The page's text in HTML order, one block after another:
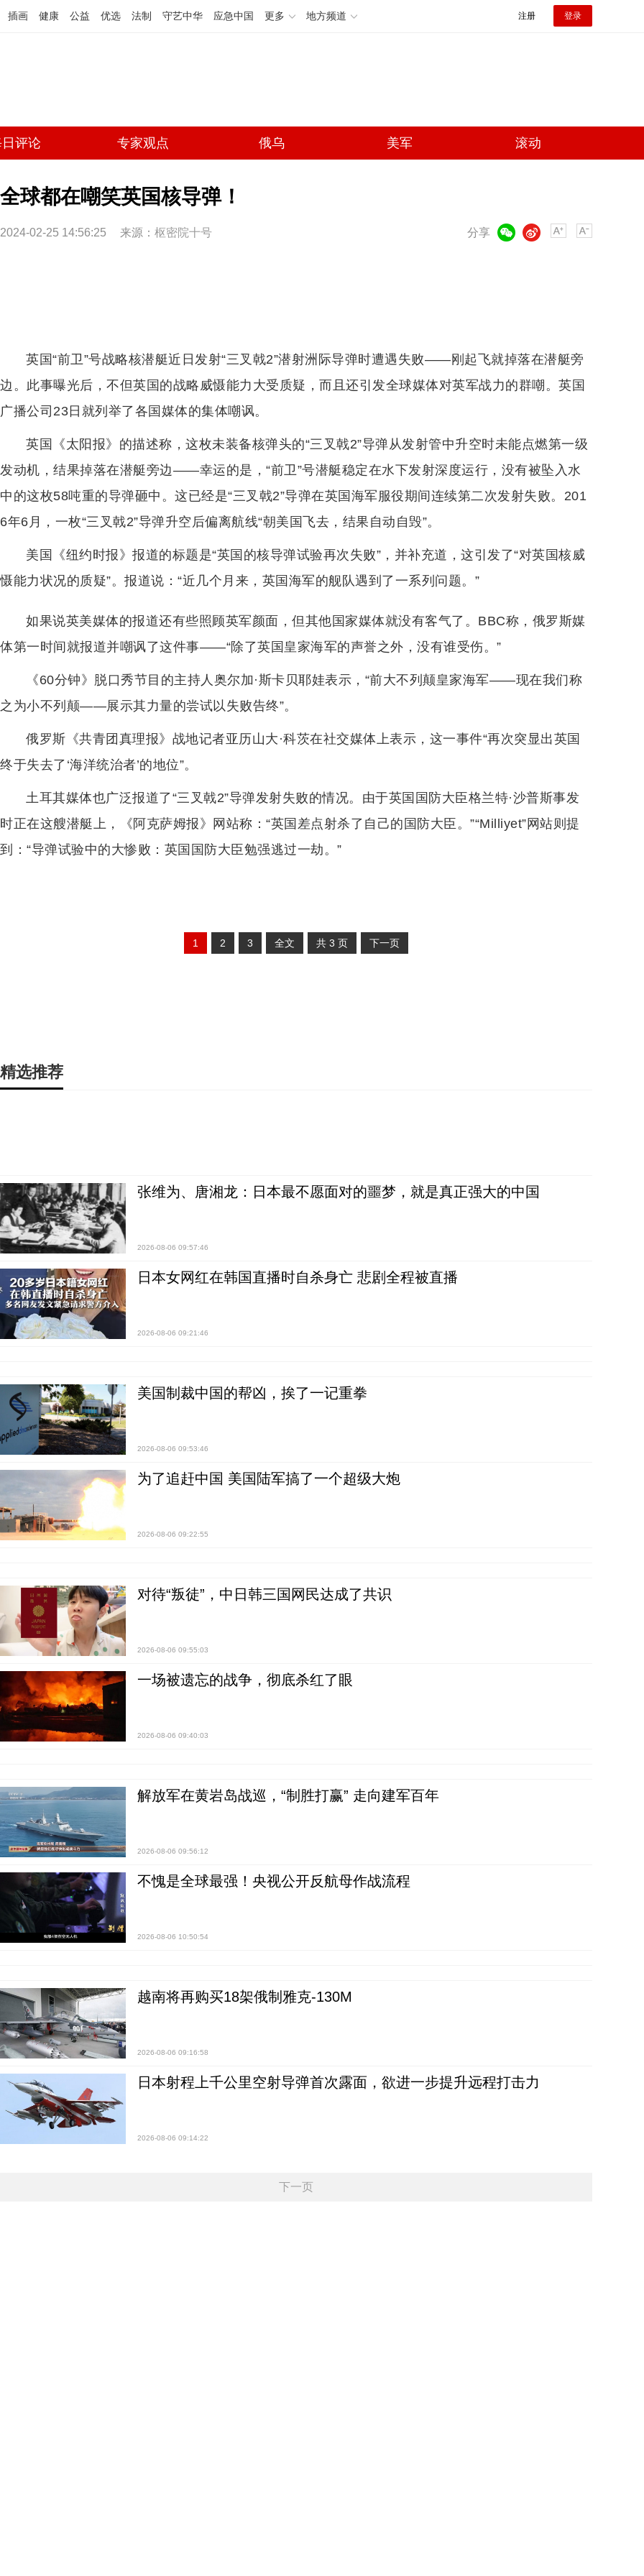
插画 健康 公益 优选 法制 守艺中华 应急中国 更多 地方频道 注册 登录
评论 专家观点 俄乌 美军 滚动
全球都在嘲笑英国核导弹！
2024-02-25 14:56:25 来源： 枢密院十号 分享
微博
英国“前卫”号战略核潜艇近日发射“三叉戟2”潜射洲际导弹时遭遇失败——刚起飞就掉落在潜艇旁
边。此事曝光后，不但英国的战略威慑能力大受质疑，而且还引发全球媒体对英军战力的群嘲。英国
广播公司23日就列举了各国媒体的集体嘲讽。
英国《太阳报》的描述称，这枚未装备核弹头的“三叉戟2”导弹从发射管中升空时未能点燃第一级
发动机，结果掉落在潜艇旁边——幸运的是，“前卫”号潜艇稳定在水下发射深度运行，没有被坠入水
中的这枚58吨重的导弹砸中。这已经是“三叉戟2”导弹在英国海军服役期间连续第二次发射失败。201
6年6月，一枚“三叉戟2”导弹升空后偏离航线“朝美国飞去，结果自动自毁”。
美国《纽约时报》报道的标题是“英国的核导弹试验再次失败”，并补充道，这引发了“对英国核威
慑能力状况的质疑”。报道说：“近几个月来，英国海军的舰队遇到了一系列问题。”
如果说英美媒体的报道还有些照顾英军颜面，但其他国家媒体就没有客气了。BBC称，俄罗斯媒
体第一时间就报道并嘲讽了这件事——“除了英国皇家海军的声誉之外，没有谁受伤。”
《60分钟》脱口秀节目的主持人奥尔加·斯卡贝耶娃表示，“前大不列颠皇家海军——现在我们称
之为小不列颠——展示其力量的尝试以失败告终”。
俄罗斯《共青团真理报》战地记者亚历山大·科茨在社交媒体上表示，这一事件“再次突显出英国
终于失去了‘海洋统治者’的地位”。
土耳其媒体也广泛报道了“三叉戟2”导弹发射失败的情况。由于英国国防大臣格兰特·沙普斯事发
时正在这艘潜艇上，《阿克萨姆报》网站称：“英国差点射杀了自己的国防大臣。”“Milliyet”网站则提
到：“导弹试验中的大惨败：英国国防大臣勉强逃过一劫。”
1 2 3 全文 共 3 页 下一页
精选推荐
张维为、唐湘龙：日本最不愿面对的噩梦，就是真正强大的中国
2026-08-06 09:57:46
日本女网红在韩国直播时自杀身亡 悲剧全程被直播
2026-08-06 09:21:46
美国制裁中国的帮凶，挨了一记重拳
2026-08-06 09:53:46
为了追赶中国 美国陆军搞了一个超级大炮
2026-08-06 09:22:55
对待“叛徒”，中日韩三国网民达成了共识
2026-08-06 09:55:03
一场被遗忘的战争，彻底杀红了眼
2026-08-06 09:40:03
解放军在黄岩岛战巡，“制胜打赢” 走向建军百年
2026-08-06 09:56:12
不愧是全球最强！央视公开反航母作战流程
2026-08-06 10:50:54
越南将再购买18架俄制雅克-130M
2026-08-06 09:16:58
日本射程上千公里空射导弹首次露面，欲进一步提升远程打击力
2026-08-06 09:14:22
下一页